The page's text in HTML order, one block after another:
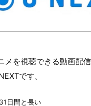
メを視聴できる動画配
です。
日間と長い